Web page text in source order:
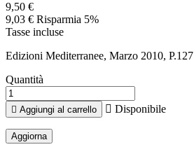
9,50 €
9,03 € Risparmia 5%
Tasse incluse
Edizioni Mediterranee, Marzo 2010, P.127
Quantità
 Aggiungi al carrello  Disponibile